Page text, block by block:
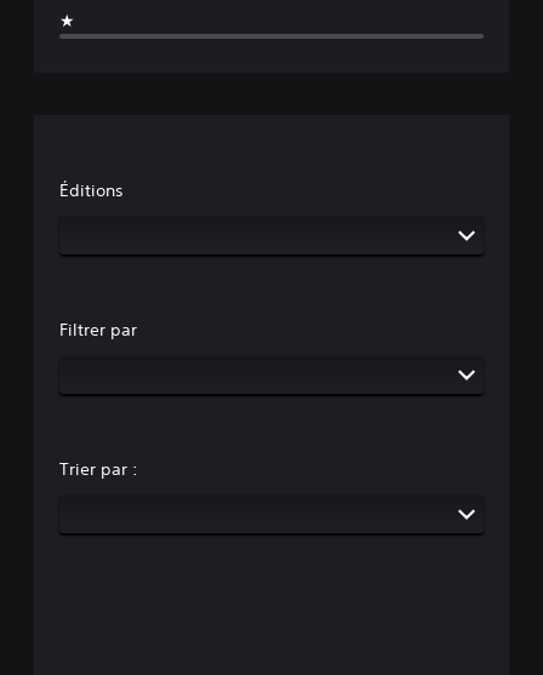
★
Éditions
Filtrer par
Trier par :